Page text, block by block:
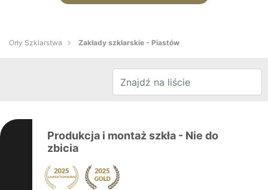
Orły Szklarstwa Zakłady szklarskie - Piastów
Produkcja i montaż szkła - Nie do
zbicia